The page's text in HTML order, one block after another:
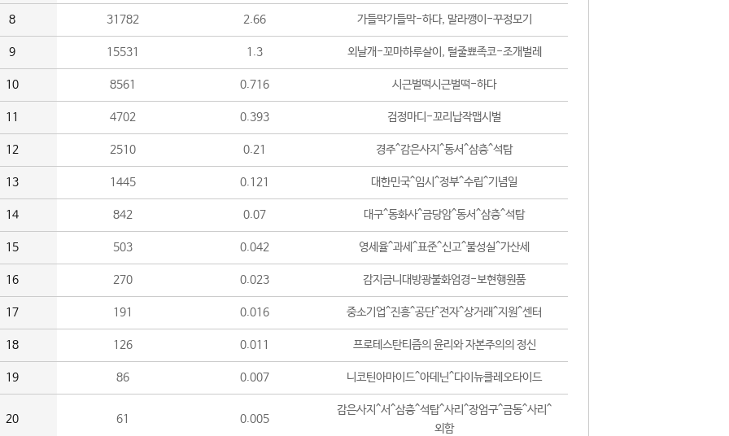
8 31782 2.66 가들막가들막-하다, 말라깽이-꾸정모기
9 15531 1.3 외날개-꼬마하루살이, 털줄뾰족코-조개벌레
10 8561 0.716 시근벌떡시근벌떡-하다
11 4702 0.393 검정마디-꼬리납작맵시벌
12 2510 0.21 경주^감은사지^동서^삼층^석탑
13 1445 0.121 대한민국^임시^정부^수립^기념일
14 842 0.07 대구^동화사^금당암^동서^삼층^석탑
15 503 0.042 영세율^과세^표준^신고^불성실^가산세
16 270 0.023 감지금니대방광불화엄경-보현행원품
17 191 0.016 중소기업^진흥^공단^전자^상거래^지원^센터
18 126 0.011 프로테스탄티즘의 윤리와 자본주의의 정신
19 86 0.007 니코틴아마이드^아데닌^다이뉴클레오타이드
20 61 0.005
감은사지^서^삼층^석탑^사리^장엄구^금동^사리^
외함